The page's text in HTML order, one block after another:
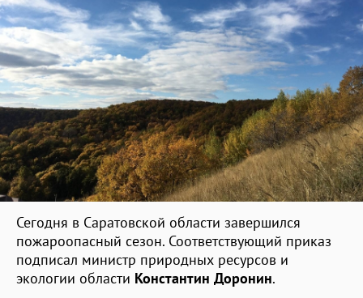
Сегодня в Саратовской области завершился
пожароопасный сезон. Соответствующий приказ
подписал министр природных ресурсов и
экологии области Константин Доронин.